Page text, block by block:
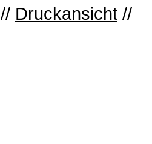
// Druckansicht //